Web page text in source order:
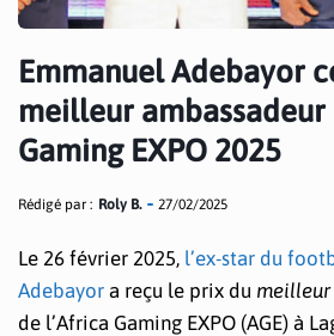
Emmanuel Adebayor
meilleur ambassadeur
Gaming EXPO 2025
Rédigé par : Roly B. 27/02/2025
Le 26 février 2025, l’ex-star du
Adebayor a reçu le prix du meilleur
de l’Africa Gaming EXPO (AGE) à